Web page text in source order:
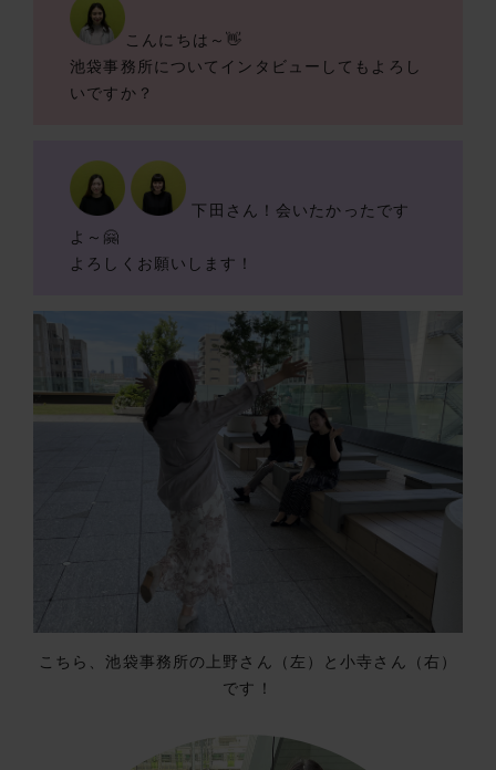
こんにちは～👋
池袋事務所についてインタビューしてもよろし
いですか？
下田さん！会いたかったです
よ～🤗
よろしくお願いします！
こちら、池袋事務所の上野さん（左）と小寺さん（右）
です！